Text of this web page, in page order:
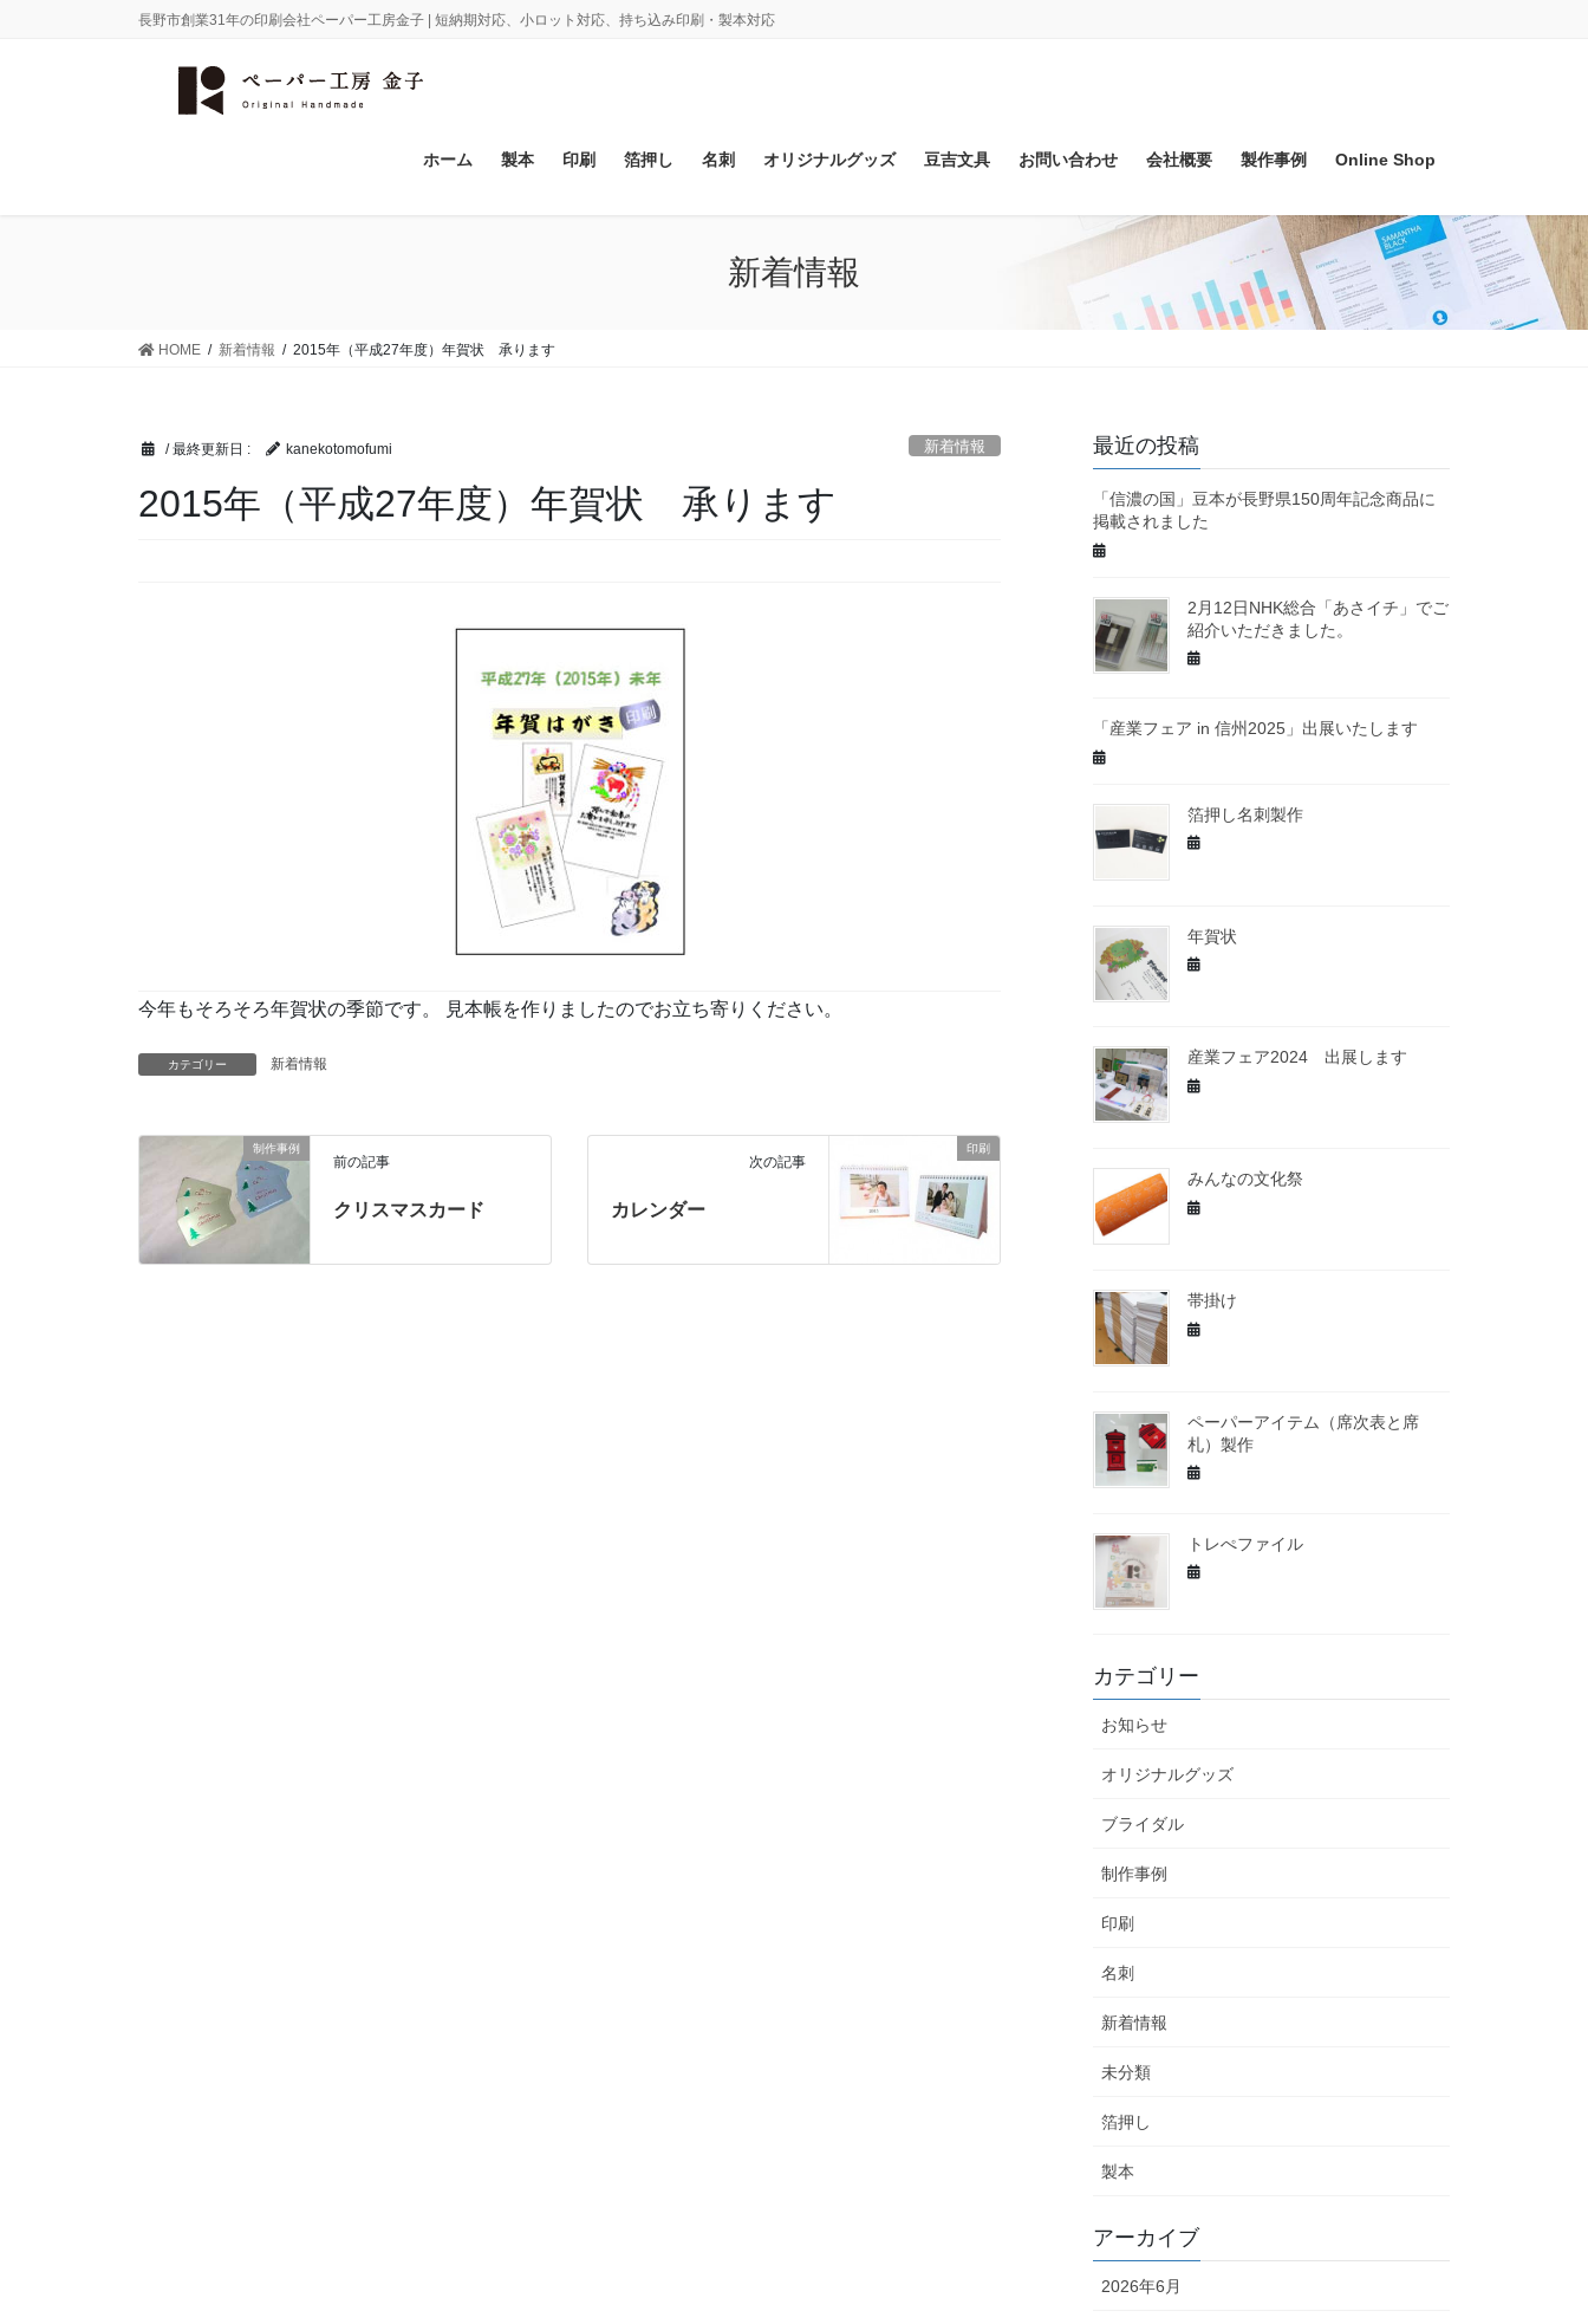
長野市創業31年の印刷会社ペーパー工房金子 | 短納期対応、小ロット対応、持ち込み印刷・製本対応
ホーム 製本 印刷 箔押し 名刺 オリジナルグッズ 豆吉文具 お問い合わせ 会社概要 製作事例 Online Shop
新着情報
HOME 新着情報 2015年（平成27年度）年賀状 承ります
/ 最終更新日 : kanekotomofumi 新着情報
2015年（平成27年度）年賀状 承ります
今年もそろそろ年賀状の季節です。 見本帳を作りましたのでお立ち寄りください。
カテゴリー 新着情報
制作事例
前の記事
クリスマスカード
印刷
次の記事
カレンダー
最近の投稿
「信濃の国」豆本が長野県150周年記念商品に
掲載されました
2月12日NHK総合「あさイチ」でご
紹介いただきました。
「産業フェア in 信州2025」出展いたします
箔押し名刺製作
年賀状
産業フェア2024 出展します
みんなの文化祭
帯掛け
ペーパーアイテム（席次表と席
札）製作
トレぺファイル
カテゴリー
お知らせ
オリジナルグッズ
ブライダル
制作事例
印刷
名刺
新着情報
未分類
箔押し
製本
アーカイブ
2026年6月